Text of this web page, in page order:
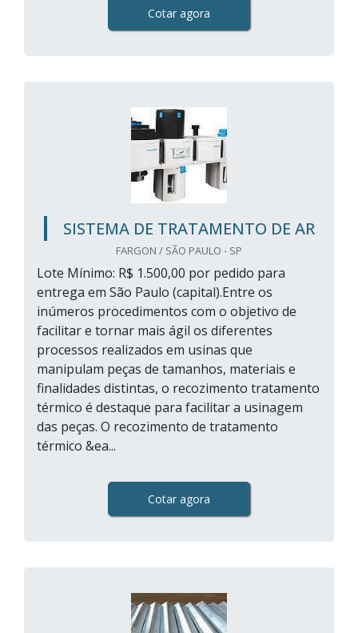
Cotar agora
SISTEMA DE TRATAMENTO DE AR
FARGON / SÃO PAULO - SP
Lote Mínimo: R$ 1.500,00 por pedido para
entrega em São Paulo (capital).Entre os
inúmeros procedimentos com o objetivo de
facilitar e tornar mais ágil os diferentes
processos realizados em usinas que
manipulam peças de tamanhos, materiais e
finalidades distintas, o recozimento tratamento
térmico é destaque para facilitar a usinagem
das peças. O recozimento de tratamento
térmico &ea...
Cotar agora